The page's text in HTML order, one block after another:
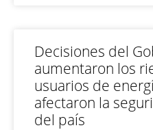
Decisiones del
aumentaron los
usuarios de
afectaron la
del país